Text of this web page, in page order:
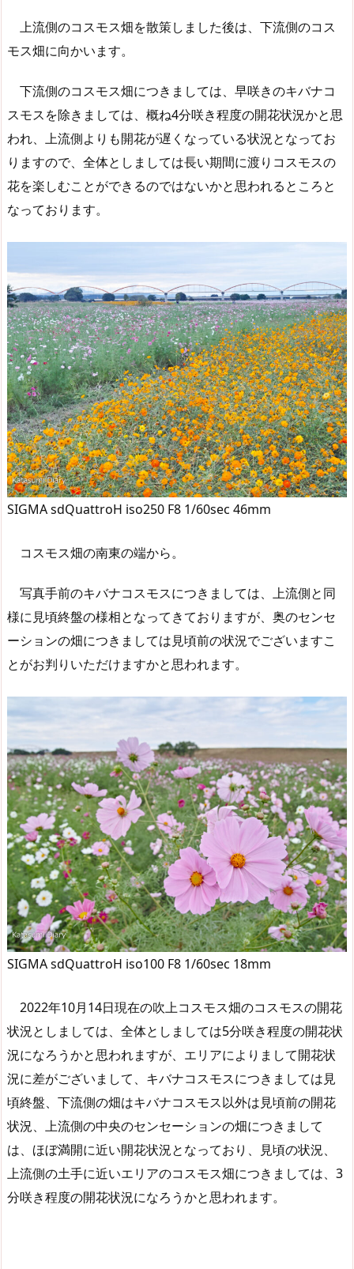
上流側のコスモス畑を散策しました後は、下流側のコス
モス畑に向かいます。
下流側のコスモス畑につきましては、早咲きのキバナコ
スモスを除きましては、概ね4分咲き程度の開花状況かと思
われ、上流側よりも開花が遅くなっている状況となってお
りますので、全体としましては長い期間に渡りコスモスの
花を楽しむことができるのではないかと思われるところと
なっております。
SIGMA sdQuattroH iso250 F8 1/60sec 46mm
コスモス畑の南東の端から。
写真手前のキバナコスモスにつきましては、上流側と同
様に見頃終盤の様相となってきておりますが、奥のセンセ
ーションの畑につきましては見頃前の状況でございますこ
とがお判りいただけますかと思われます。
SIGMA sdQuattroH iso100 F8 1/60sec 18mm
2022年10月14日現在の吹上コスモス畑のコスモスの開花
状況としましては、全体としましては5分咲き程度の開花状
況になろうかと思われますが、エリアによりまして開花状
況に差がございまして、キバナコスモスにつきましては見
頃終盤、下流側の畑はキバナコスモス以外は見頃前の開花
状況、上流側の中央のセンセーションの畑につきまして
は、ほぼ満開に近い開花状況となっており、見頃の状況、
上流側の土手に近いエリアのコスモス畑につきましては、3
分咲き程度の開花状況になろうかと思われます。